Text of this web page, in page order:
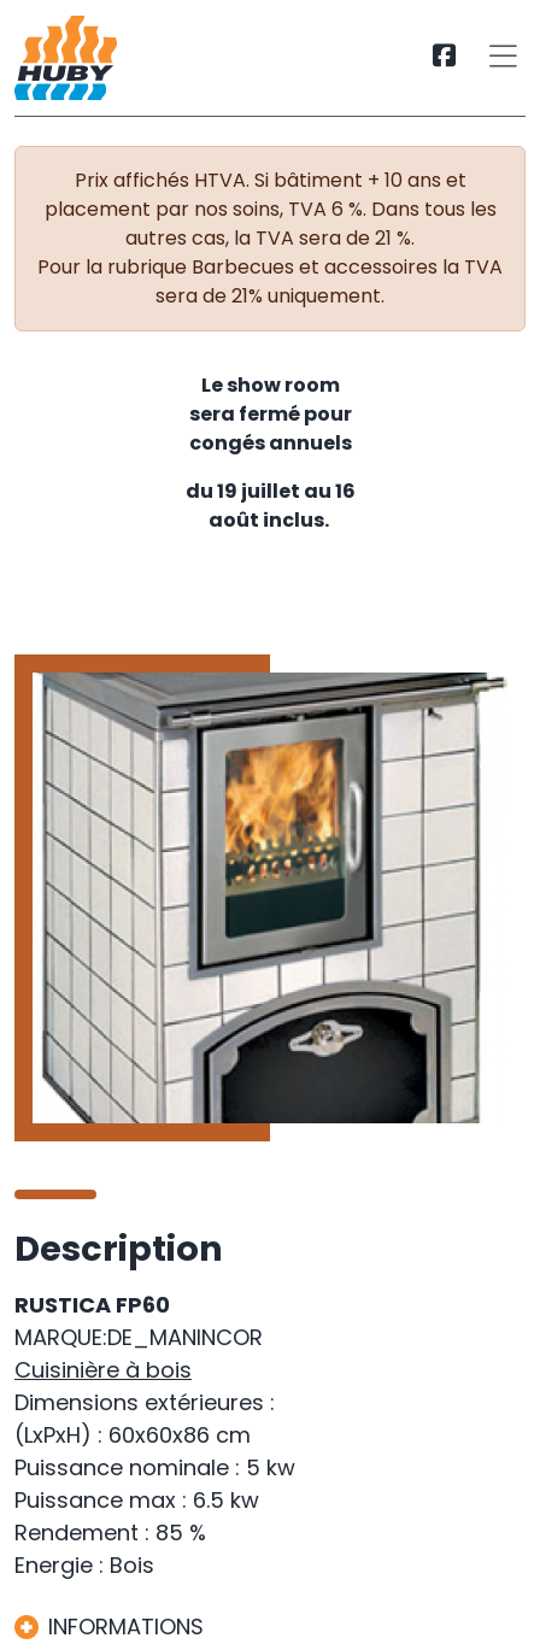
Prix affichés HTVA. Si bâtiment + 10 ans et
placement par nos soins, TVA 6 %. Dans tous les
autres cas, la TVA sera de 21 %.
Pour la rubrique Barbecues et accessoires la TVA
sera de 21% uniquement.
Le show room
sera fermé pour
congés annuels
du 19 juillet au 16
août inclus.
Description
RUSTICA FP60
MARQUE:DE_MANINCOR
Cuisinière à bois
Dimensions extérieures :
(LxPxH) : 60x60x86 cm
Puissance nominale : 5 kw
Puissance max : 6.5 kw
Rendement : 85 %
Energie : Bois
INFORMATIONS